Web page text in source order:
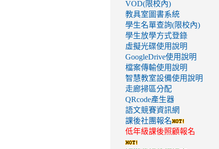
VOD(限校內)
教具室圖書系統
學生名單查詢(限校內)
學生放學方式登錄
虛擬光碟使用說明
GoogleDrive使用說明
檔案傳輸使用說明
智慧教室設備使用說明
走廊掃區分配
QRcode產生器
語文競賽資訊網
課後社團報名
低年級課後照顧報名